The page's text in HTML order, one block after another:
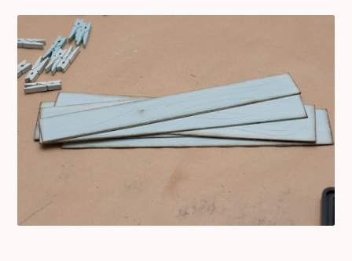
Мои курсы
Личный кабинет
Цифровые товары
Полезное бесплатно